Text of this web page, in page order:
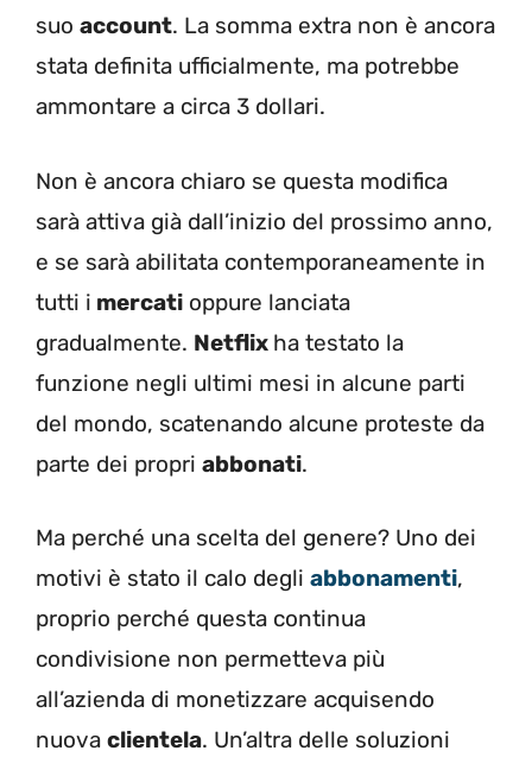
suo account. La somma extra non è ancora
stata definita ufficialmente, ma potrebbe
ammontare a circa 3 dollari.
Non è ancora chiaro se questa modifica
sarà attiva già dall’inizio del prossimo anno,
e se sarà abilitata contemporaneamente in
tutti i mercati oppure lanciata
gradualmente. Netflix ha testato la
funzione negli ultimi mesi in alcune parti
del mondo, scatenando alcune proteste da
parte dei propri abbonati.
Ma perché una scelta del genere? Uno dei
motivi è stato il calo degli abbonamenti,
proprio perché questa continua
condivisione non permetteva più
all’azienda di monetizzare acquisendo
nuova clientela. Un’altra delle soluzioni